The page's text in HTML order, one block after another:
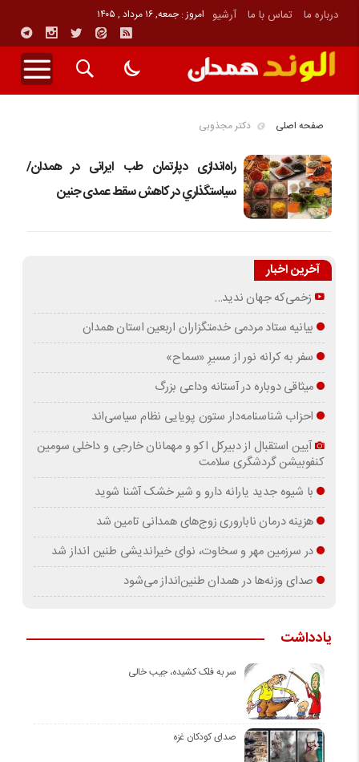
درباره ما تماس با ما آرشیو امروز : جمعه, ۱۶ مرداد , ۱۴۰۵
صفحه اصلی دکتر مجذوبی
راه‌اندازی دپارتمان طب ایرانی در همدان/
سیاستگذاري در کاهش سقط عمدی جنین
آخرین اخبار
زخمی‌که جهان ندید…
بیانیه ستاد مردمی خدمتگزاران اربعین استان همدان
سفر به کرانه‌ نور از مسیرِ «سماح»
میثاقی دوباره در آستانه‌ وداعی بزرگ
احزاب شناسنامه‌دار ستون پویایی نظام سیاسی‌اند
آیین استقبال از دبیرکل اکو و مهمانان خارجی و داخلی سومین
کنفوبیشن گردشگری سلامت
با شیوه جدید یارانه دارو و شیر خشک آشنا شوید
هزینه درمان ناباروری زوج‌های همدانی تامین شد
در سرزمین مهر و سخاوت، نوای خیراندیشی طنین انداز شد
صدای وزنه‌ها در همدان طنین‌انداز می‌شود
یادداشت
سر به فلک کشیده، جیب خالی
صدای کودکان غزه